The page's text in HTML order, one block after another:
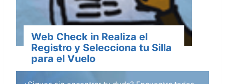
Web Check in Realiza el
Registro y Selecciona tu Silla
para el Vuelo